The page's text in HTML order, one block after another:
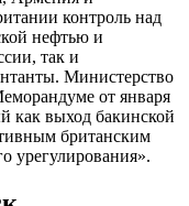
контроль над
нефтью и
так и
Министерство
от января
как выход бакинской
британским
урегулирования».